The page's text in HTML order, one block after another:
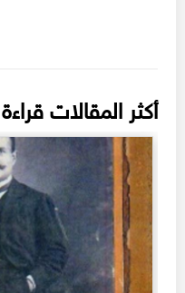
أكثر المقالات قراءة